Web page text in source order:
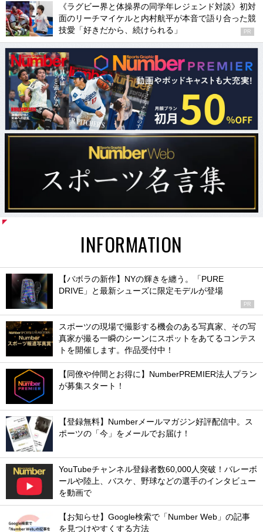
《ラグビー界と体操界の同学年レジェンド対談》初対
面のリーチマイケルと内村航平が本音で語り合った競
技愛「好きだから、続けられる」
PR
INFORMATION
【バボラの新作】NYの輝きを纏う。「PURE
DRIVE」と最新シューズに限定モデルが登場
PR
スポーツの現場で撮影する機会のある写真家、その写
真家が撮る一瞬のシーンにスポットをあてるコンテス
トを開催します。作品受付中！
【同僚や仲間とお得に】NumberPREMIER法人プラン
が募集スタート！
【登録無料】Numberメールマガジン好評配信中。ス
ポーツの「今」をメールでお届け！
YouTubeチャンネル登録者数60,000人突破！バレーボ
ールや陸上、バスケ、野球などの選手のインタビュー
を動画で
【お知らせ】Google検索で「Number Web」の記事
を見つけやすくする方法